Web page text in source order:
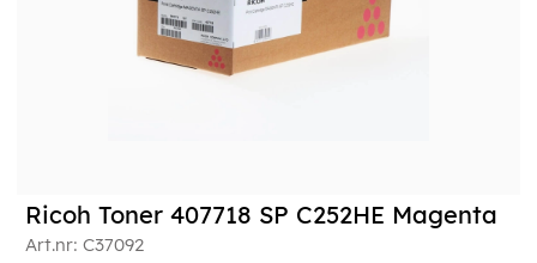
Ricoh Toner 407718 SP C252HE Magenta
Art.nr: C37092